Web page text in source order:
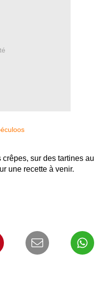
sur des tartines au
une recette à venir.